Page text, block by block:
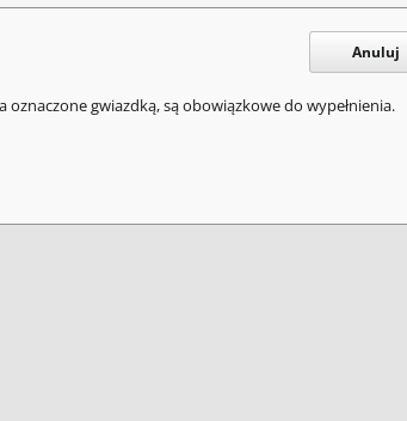
Anuluj
oznaczone gwiazdką, są obowiązkowe do wypełnienia.